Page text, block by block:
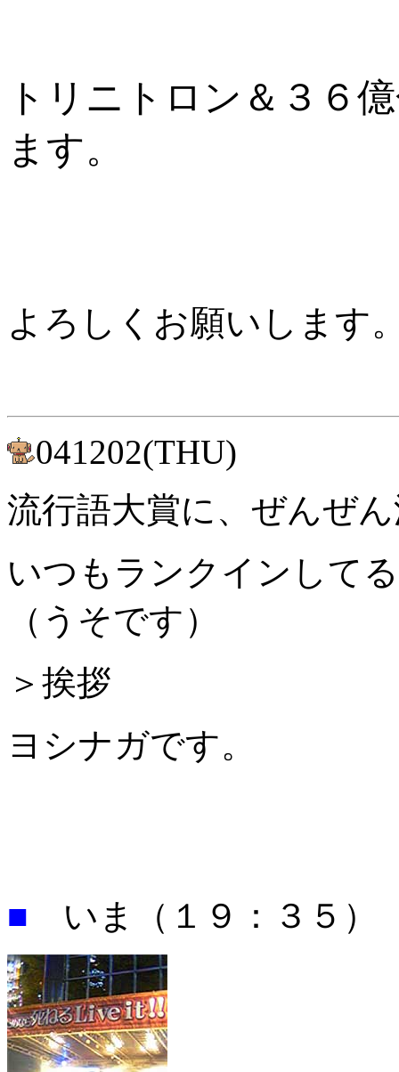
トリニトロン＆３６
ます。
よろしくお願いします
041202(THU)
流行語大賞に、ぜんぜ
いつもランクインして
（うそです）
＞挨拶
ヨシナガです。
■ いま（１９：３５